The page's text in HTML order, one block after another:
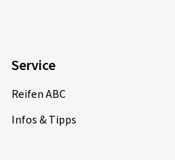
Service
Reifen ABC
Infos & Tipps